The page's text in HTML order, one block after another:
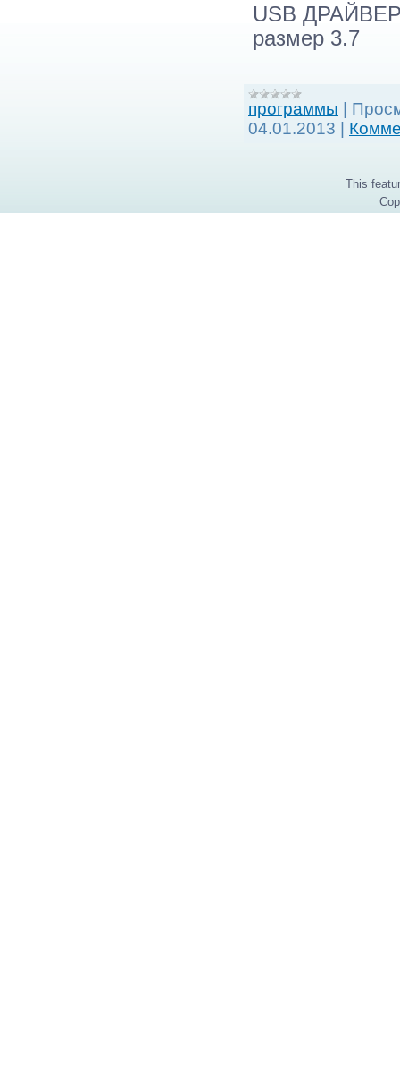
USB
размер 3.7
программы
04.01.2013
This